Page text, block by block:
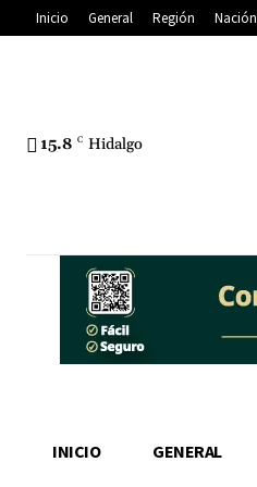
Inicio General Región Nación
15.8 C Hidalgo
INICIO GENERAL